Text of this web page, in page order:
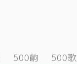
500齣 500歌